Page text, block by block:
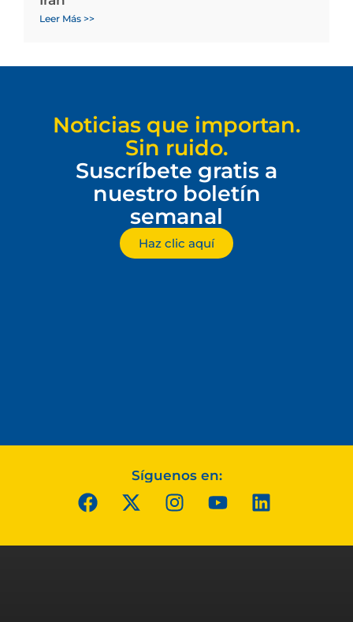
Leer Más >>
Noticias que importan.
Sin ruido.
Suscríbete gratis a
nuestro boletín
semanal
Haz clic aquí
Síguenos en: